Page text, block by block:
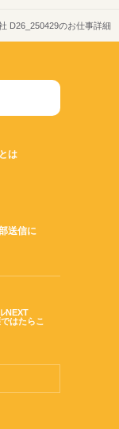
D26_250429のお仕事詳細
は
送信に
NEXT
はたらこ